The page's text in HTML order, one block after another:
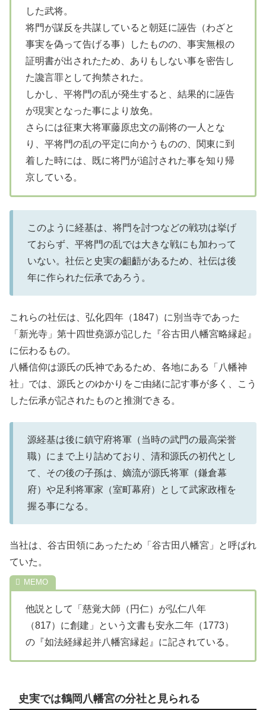
した武将。
将門が謀反を共謀していると朝廷に誣告（わざと
事実を偽って告げる事）したものの、事実無根の
証明書が出されたため、ありもしない事を密告し
た讒言罪として拘禁された。
しかし、平将門の乱が発生すると、結果的に誣告
が現実となった事により放免。
さらには征東大将軍藤原忠文の副将の一人とな
り、平将門の乱の平定に向かうものの、関東に到
着した時には、既に将門が追討された事を知り帰
京している。
このように経基は、将門を討つなどの戦功は挙げ
ておらず、平将門の乱では大きな戦にも加わって
いない。社伝と史実の齟齬があるため、社伝は後
年に作られた伝承であろう。
これらの社伝は、弘化四年（1847）に別当寺であった
「新光寺」第十四世堯源が記した『谷古田八幡宮略縁起』
に伝わるもの。
八幡信仰は源氏の氏神であるため、各地にある「八幡神
社」では、源氏とのゆかりをご由緒に記す事が多く、こう
した伝承が記されたものと推測できる。
源経基は後に鎮守府将軍（当時の武門の最高栄誉
職）にまで上り詰めており、清和源氏の初代とし
て、その後の子孫は、嫡流が源氏将軍（鎌倉幕
府）や足利将軍家（室町幕府）として武家政権を
握る事になる。
当社は、谷古田領にあったため「谷古田八幡宮」と呼ばれ
ていた。
他説として「慈覚大師（円仁）が弘仁八年
（817）に創建」という文書も安永二年（1773）
の『如法経縁起并八幡宮縁起』に記されている。
史実では鶴岡八幡宮の分社と見られる